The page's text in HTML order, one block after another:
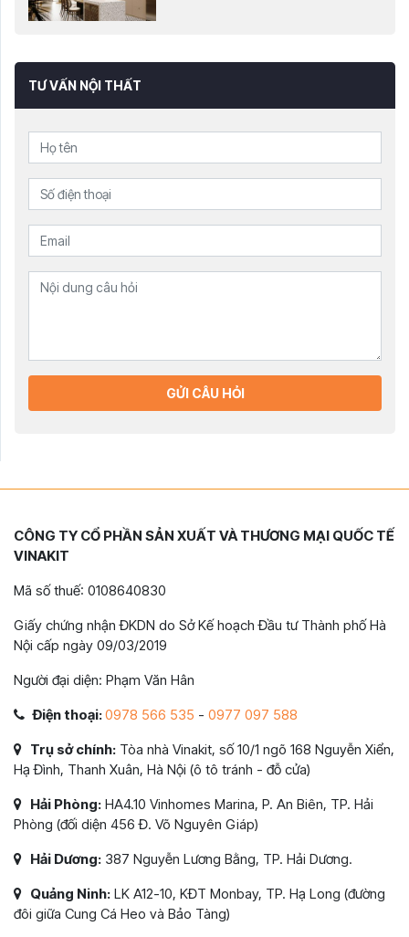
TƯ VẤN NỘI THẤT
GỬI CÂU HỎI
CÔNG TY CỔ PHẦN SẢN XUẤT VÀ THƯƠNG MẠI QUỐC TẾ
VINAKIT
Mã số thuế: 0108640830
Giấy chứng nhận ĐKDN do Sở Kế hoạch Đầu tư Thành phố Hà
Nội cấp ngày 09/03/2019
Người đại diện: Phạm Văn Hân
Điện thoại:0978 566 535 - 0977 097 588
Trụ sở chính: Tòa nhà Vinakit, số 10/1 ngõ 168 Nguyễn Xiển,
Hạ Đình, Thanh Xuân, Hà Nội (ô tô tránh - đỗ cửa)
Hải Phòng: HA4.10 Vinhomes Marina, P. An Biên, TP. Hải
Phòng (đối diện 456 Đ. Võ Nguyên Giáp)
Hải Dương: 387 Nguyễn Lương Bằng, TP. Hải Dương.
Quảng Ninh: LK A12-10, KĐT Monbay, TP. Hạ Long (đường
đôi giữa Cung Cá Heo và Bảo Tàng)